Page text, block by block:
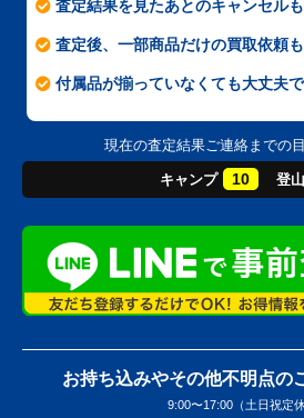
査定結果を見たあとのキャンセル
査定後、一部商品だけの買取依頼
付属品が揃っていなくても大丈夫
現在の査定結果ご連絡までの
キャンプ 10 登山
お持ち込みやその他不明点の
9:00〜17:00（土日祝定休